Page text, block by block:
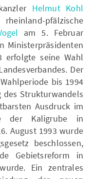
Helmut Kohl
pfälzische
am 5. Februar
Ministerpräsidenten
erfolgte seine Wahl
Der
bis 1994
des Strukturwandels
Ausdruck im
der Kaligrube in
August 1993 wurde
beschlossen,
Gebietsreform in
Ein zentrales